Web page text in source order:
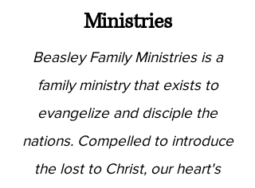
Ministries
Beasley Family Ministries is a
family ministry that exists to
evangelize and disciple the
nations. Compelled to introduce
the lost to Christ, our heart's